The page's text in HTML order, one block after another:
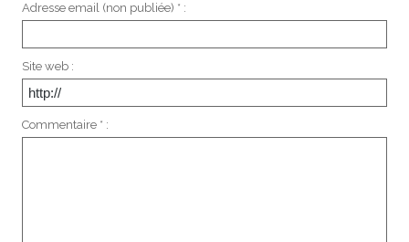
Adresse email (non publiée) * :
Site web :
Commentaire * :